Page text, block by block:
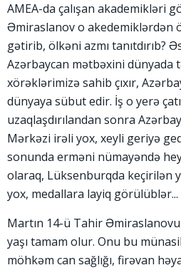
AMEA-da çalışan akademikləri
Əmiraslanov o akedemiklərdən
gətirib, ölkəni azmı tanıtdırıb?
Azərbaycan mətbəxini dünyada
xörəklərimizə sahib çıxır,
dünyaya sübut edir. İş o yerə
uzaqlaşdırılandan sonra
Mərkəzi irəli yox, xeyli geriyə
sonunda erməni nümayəndə
olaraq, Lüksenburqda keçirilən
yox, medallara layiq görülüblər...
Martın 14-ü Tahir
yaşı tamam olur. Onu bu
möhkəm can sağlığı, firəvan